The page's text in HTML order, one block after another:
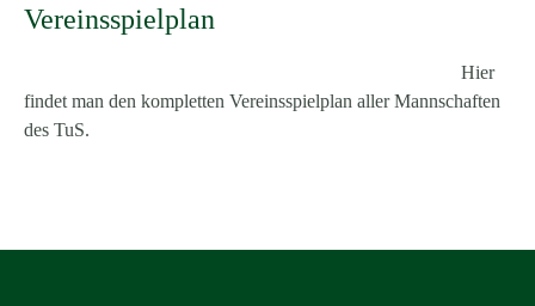
Vereinsspielplan
Hier
findet man den kompletten Vereinsspielplan aller Mannschaften
des TuS.